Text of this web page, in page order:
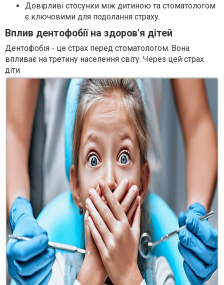
Довірливі стосунки між дитиною та стоматологом
є ключовими для подолання страху.
Вплив дентофобії на здоров'я дітей
Дентофобія - це страх перед стоматологом. Вона
впливає на третину населення світу. Через цей страх
діти